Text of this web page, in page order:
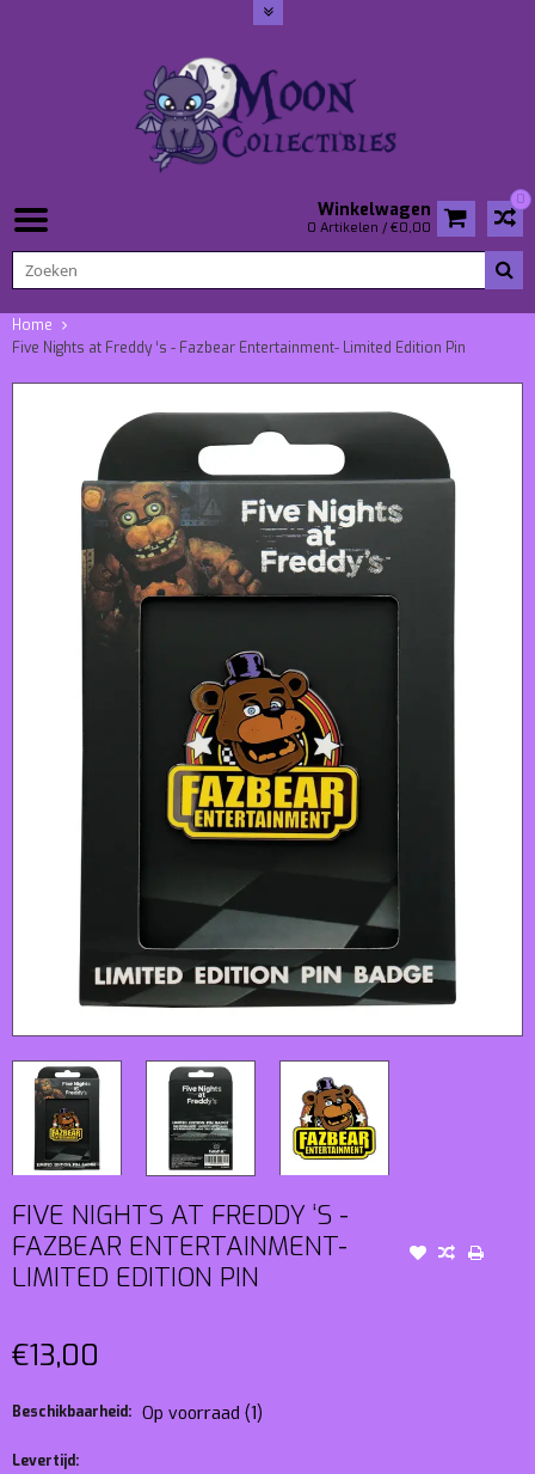
0
Winkelwagen
0 Artikelen / €0,00
Home
Five Nights at Freddy ‘s - Fazbear Entertainment- Limited Edition Pin
FIVE NIGHTS AT FREDDY ‘S -
FAZBEAR ENTERTAINMENT-
LIMITED EDITION PIN
€13,00
Beschikbaarheid: Op voorraad (1)
Levertijd: